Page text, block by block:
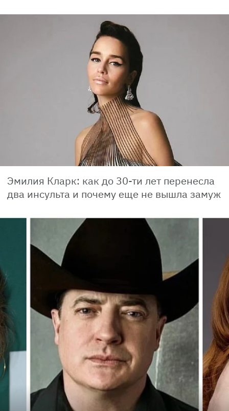
Эмилия Кларк: как до 30-ти лет перенесла
два инсульта и почему еще не вышла замуж